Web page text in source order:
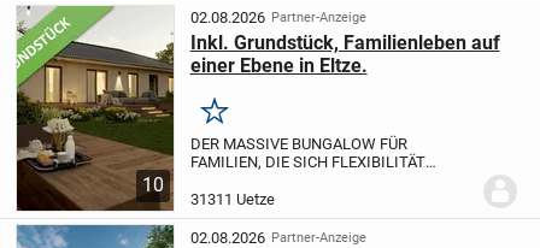
10
02.08.2026 Partner-Anzeige
Inkl. Grundstück, Familienleben auf
einer Ebene in Eltze.
Merken
DER MASSIVE BUNGALOW FÜR
FAMILIEN, DIE SICH FLEXIBILITÄT
sich – 5 Zimmer, zwei Kinderzimmer und
zwei Bäder – viel Wohnfläche und clever
nutzbarer Stauraum für die...
31311 Uetze
02.08.2026 Partner-Anzeige